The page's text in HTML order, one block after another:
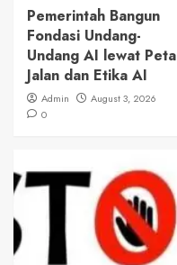
Pemerintah Bangun
Fondasi Undang-
Undang AI lewat Peta
Jalan dan Etika AI
Admin
August 3, 2026
0